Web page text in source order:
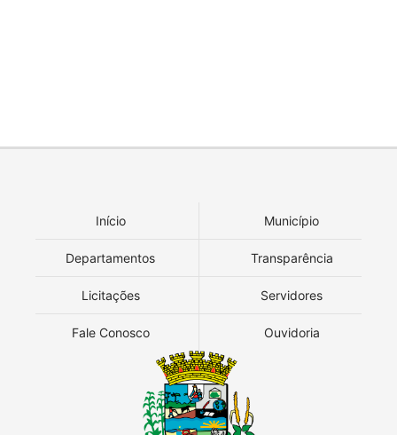
Início Município
Departamentos Transparência
Licitações Servidores
Fale Conosco Ouvidoria